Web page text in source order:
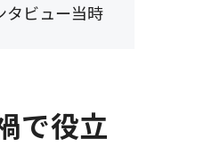
ビュー当時
で役立